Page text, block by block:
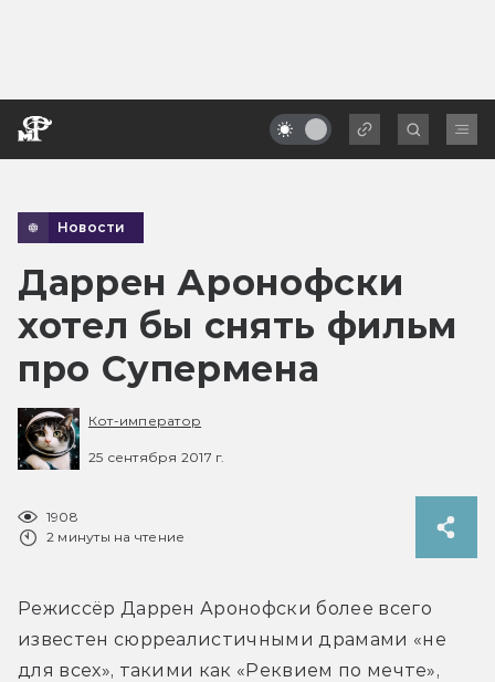
Новости
Даррен Аронофски
хотел бы снять фильм
про Супермена
Кот-император
25 сентября 2017 г.
1908
2 минуты на чтение
Режиссёр Даррен Аронофски более всего
известен сюрреалистичными драмами «не
для всех», такими как «Реквием по мечте»,